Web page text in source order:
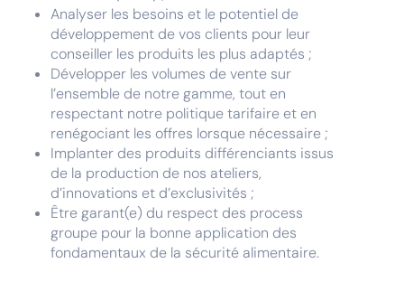
Analyser les besoins et le potentiel de
développement de vos clients pour leur
conseiller les produits les plus adaptés ;
Développer les volumes de vente sur
l’ensemble de notre gamme, tout en
respectant notre politique tarifaire et en
renégociant les offres lorsque nécessaire ;
Implanter des produits différenciants issus
de la production de nos ateliers,
d’innovations et d’exclusivités ;
Être garant(e) du respect des process
groupe pour la bonne application des
fondamentaux de la sécurité alimentaire.